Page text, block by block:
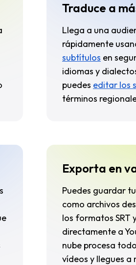
Traduce a
Llega a una
rápidamente
subtítulos en
idiomas y
puedes editar los
términos
Exporta en
Puedes guardar
como archivos
los formatos SRT
directamente a
nube procesa
vídeos y llegues a